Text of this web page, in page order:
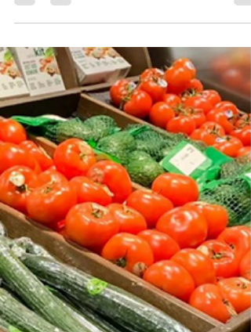
長0.2% 日本名義工資再次上漲
3%
7月7日，美國商務部公布的數據顯示，人工智能領
域的投資熱潮導致美國5月貿易逆差大幅攀升
42.2%，達到776億美元；其中進口額增長3.3%，達
到3953億美元，出口額下滑3.2%，降至3177億美
元。 進口增長主要是因爲資本品進口激增至1280億
美元的曆史新高，而資本品進口增長的原因在于，
企業在人工智能領域大規模投資，該領域的建設需
要進口大量商品。盡管中東沖突推動美國石油出口
創新高，但仍無法改變出口總額下滑的事實。 7月8
日，美聯儲公布聯邦公開市場委員會6月貨幣政策
議紀要。紀要顯示，美國通脹率仍在上升，且遠高
于美聯儲設定的2%長期目標。美聯儲官員對美國通
脹走勢和未來貨幣政策走向仍存在明顯分歧。 截至
本週五收盤，道瓊斯指數報收52637.01點，本週累
下跌0.50%；納斯達克指數報收26281.61點，本週
計上漲1.74%；標普500指數報收7575.39點，本週